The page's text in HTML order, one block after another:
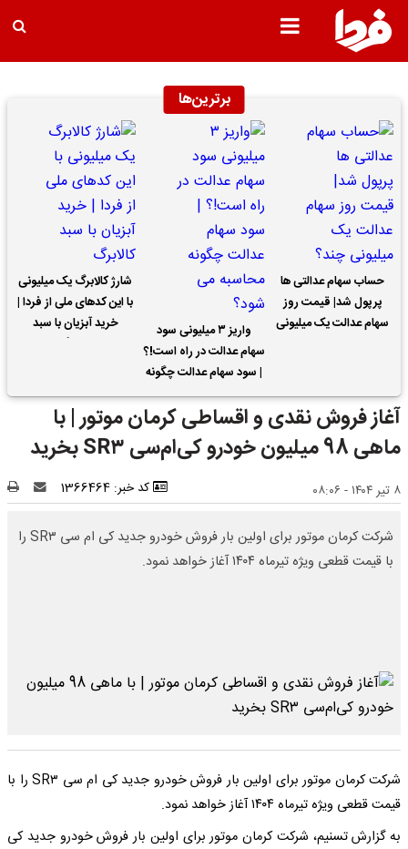
برترین‌ها
حساب سهام عدالتی ها
پرپول شد| قیمت روز
سهام عدالت یک میلیونی
واریز ۳ میلیونی سود
سهام عدالت در راه است!؟
| سود سهام عدالت چگونه
محاسبه می شود؟
شارژ کالابرگ یک میلیونی
با این کدهای ملی از فردا |
خرید آبزیان با سبد
آغاز فروش نقدی و اقساطی کرمان موتور | با
ماهی 98 میلیون خودرو کی‌ام‌سی SR۳ بخرید
۸ تیر ۱۴۰۴ - ۰۸:۰۶ کد خبر: 1366464
شرکت کرمان موتور برای اولین بار فروش خودرو جدید کی ام سی SR۳ را
با قیمت قطعی ویژه تیرماه ۱۴۰۴ آغاز خواهد نمود.
شرکت کرمان موتور برای اولین بار فروش خودرو جدید کی ام سی SR۳ را با
قیمت قطعی ویژه تیرماه ۱۴۰۴ آغاز خواهد نمود.
به گزارش تسنیم، شرکت کرمان موتور برای اولین بار فروش خودرو جدید کی